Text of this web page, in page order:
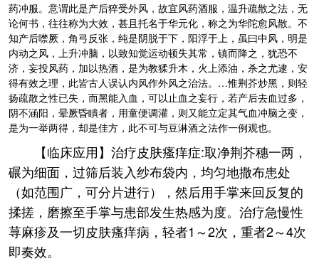
药冲服。意谓此是产后猝受外风，故宜风药酒服，温升疏散之法，无
论何书，往往称为大效，甚且托名于华元化，称之为华陀愈风散。不
知产后噤厥，角弓反张，纯是阴脱于下，阳浮于上，虽曰中风，明是
内动之风，上升冲脑，以致知觉运动顿失其常，镇而降之，犹恐不
济，妄投风药，加以热酒，是为教猱升木，火上添油，杀之尤逮，安
得有效之理，此皆古人误认内风作外风之治法。…惟荆芥炒黑，则轻
扬疏散之性已失，而黑能入血，可以止血之妄行，若产后去血过多，
阴不涵阳，晕厥昏瞶者，用童便调灌，则又能立定其气血冲脑之变，
是为一举两得，却是佳方，此不可与豆淋酒之法作一例观也。
【临床应用】治疗皮肤瘙痒症:取净荆芥穗一两，
碾为细面，过筛后装入纱布袋内，均匀地撒布患处
（如范围广，可分片进行），然后用手掌来回反复的
揉搓，磨擦至手掌与患部发生热感为度。治疗急慢性
荨麻疹及一切皮肤瘙痒病，轻者1～2次，重者2～4次
即奏效。